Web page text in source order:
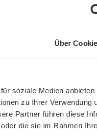
Über
soziale Medien anbieten
zu Ihrer Verwendung
Partner führen diese
die sie im Rahmen
Castello
Design trifft
Keramikplatte